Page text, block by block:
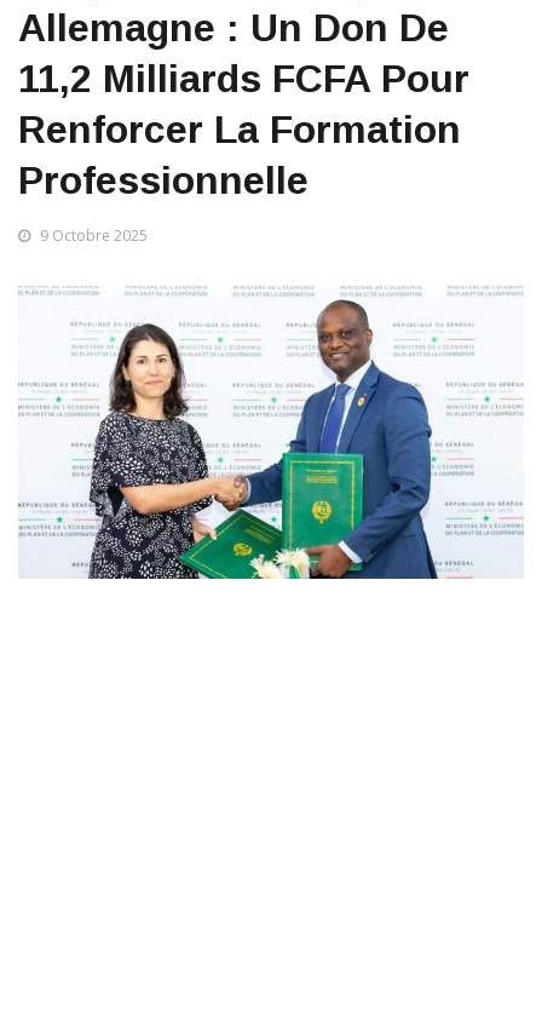
Allemagne : Un Don De
11,2 Milliards FCFA Pour
Renforcer La Formation
Professionnelle
9 Octobre 2025